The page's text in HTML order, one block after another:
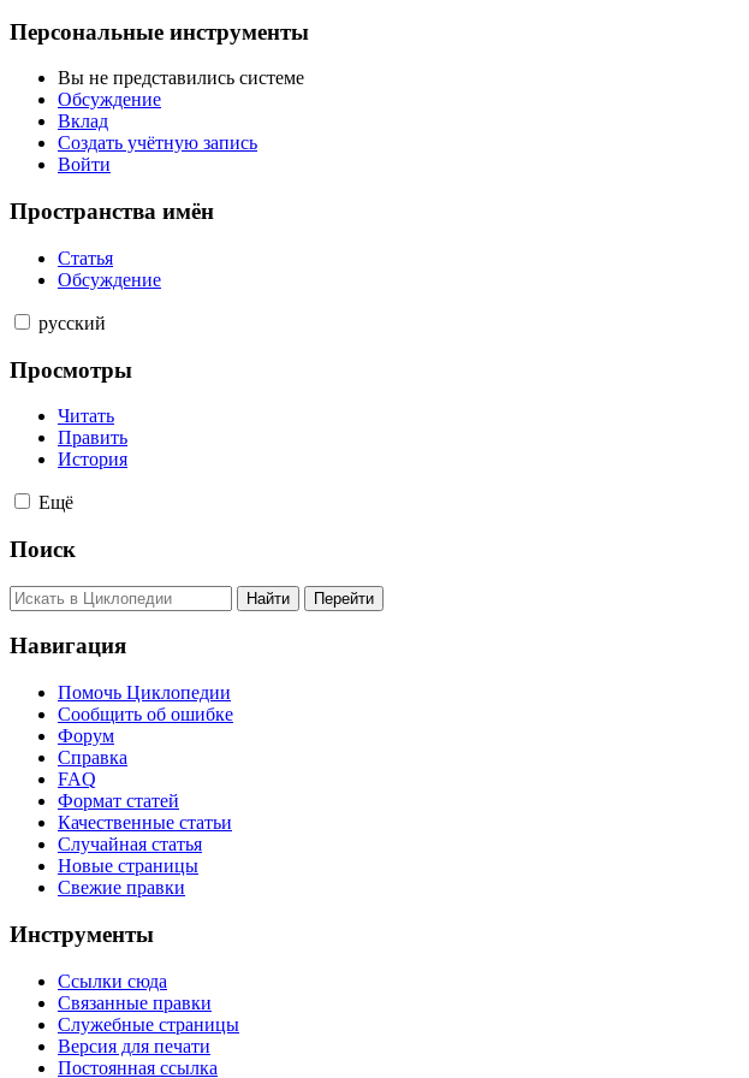
Персональные инструменты
Вы не представились системе
Обсуждение
Вклад
Создать учётную запись
Войти
Пространства имён
Статья
Обсуждение
русский
Просмотры
Читать
Править
История
Ещё
Поиск
Навигация
Помочь Циклопедии
Сообщить об ошибке
Форум
Справка
FAQ
Формат статей
Качественные статьи
Случайная статья
Новые страницы
Свежие правки
Инструменты
Ссылки сюда
Связанные правки
Служебные страницы
Версия для печати
Постоянная ссылка